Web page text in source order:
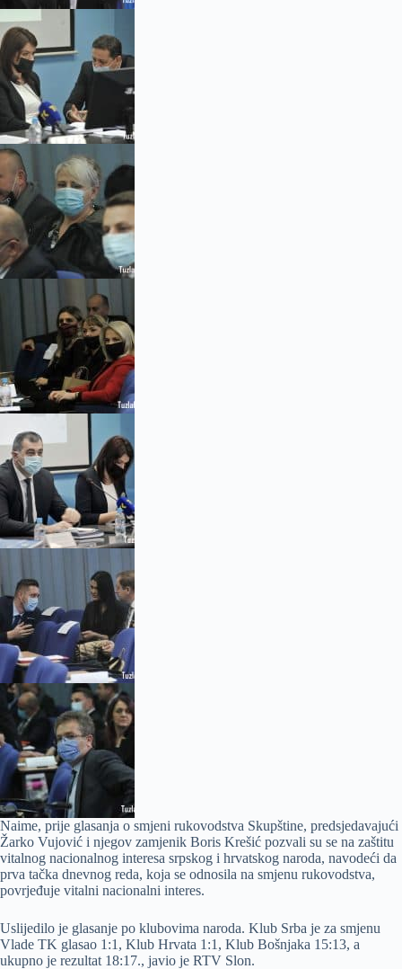
Naime, prije glasanja o smjeni rukovodstva Skupštine, predsjedavajući
Žarko Vujović i njegov zamjenik Boris Krešić pozvali su se na zaštitu
vitalnog nacionalnog interesa srpskog i hrvatskog naroda, navodeći da
prva tačka dnevnog reda, koja se odnosila na smjenu rukovodstva,
povrjeđuje vitalni nacionalni interes.
Uslijedilo je glasanje po klubovima naroda. Klub Srba je za smjenu
Vlade TK glasao 1:1, Klub Hrvata 1:1, Klub Bošnjaka 15:13, a
ukupno je rezultat 18:17., javio je RTV Slon.